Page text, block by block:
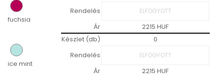
fuchsia
Rendelés
Ár
2215 HUF
ice mint
Készlet (db)
0
Rendelés
Ár
2215 HUF